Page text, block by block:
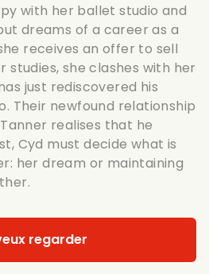
with her ballet studio and
dreams of a career as a
receives an offer to sell
studies, she clashes with her
just rediscovered his
Their newfound relationship
realises that he
Cyd must decide what is
her dream or maintaining
regarder